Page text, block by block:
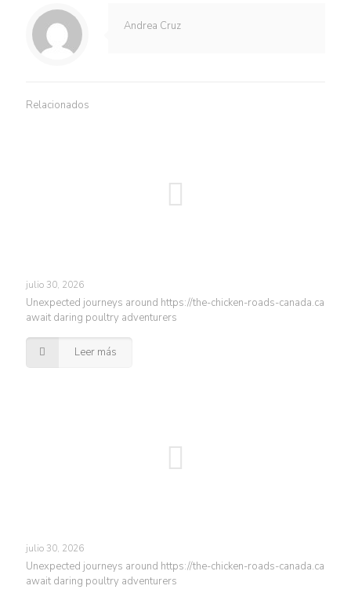
Andrea Cruz
Relacionados
julio 30, 2026
Unexpected journeys around https://the-chicken-roads-canada.ca
await daring poultry adventurers
Leer más
julio 30, 2026
Unexpected journeys around https://the-chicken-roads-canada.ca
await daring poultry adventurers